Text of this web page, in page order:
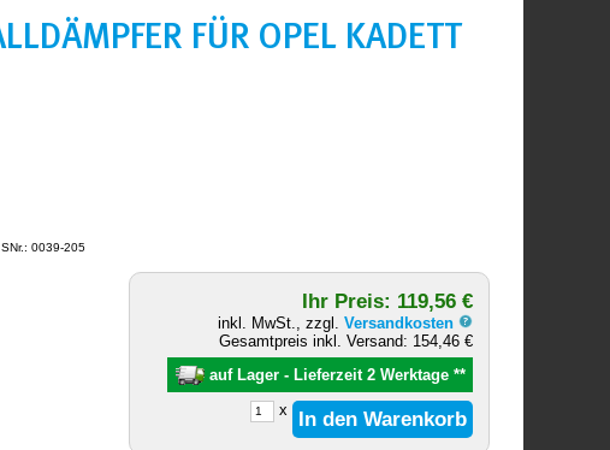
FÜR OPEL KADETT
0039-205
Ihr Preis: 119,56 €
inkl. MwSt., zzgl.Versandkosten
Gesamtpreis inkl. Versand: 154,46 €
auf Lager - Lieferzeit 2 Werktage **
x